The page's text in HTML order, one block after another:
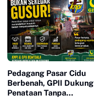
Pedagang Pasar Cidu
Berbenah, GPII Dukung
Penataan Tanpa